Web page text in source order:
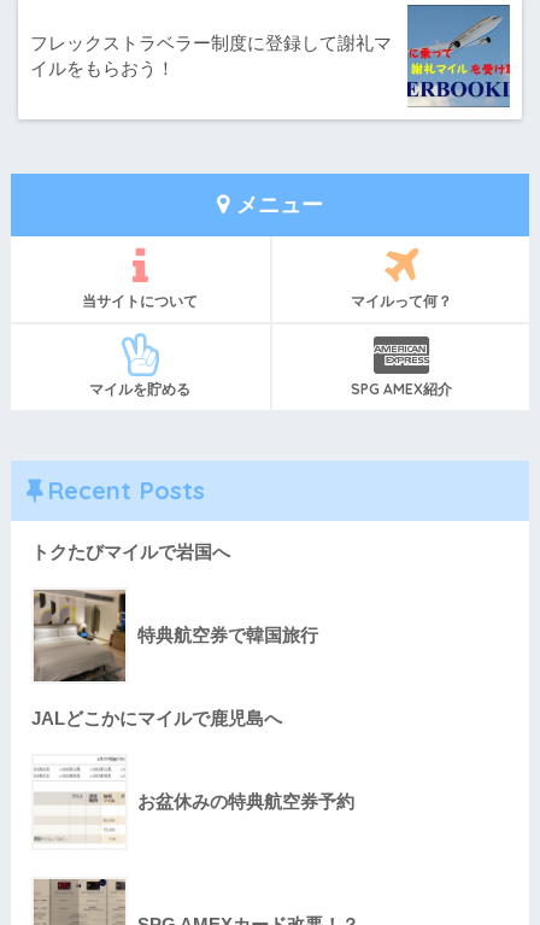
フレックストラベラー制度に登録して謝礼マ
イルをもらおう！
メニュー
当サイトについて マイルって何？
マイルを貯める SPG AMEX紹介
Recent Posts
トクたびマイルで岩国へ
特典航空券で韓国旅行
JALどこかにマイルで鹿児島へ
お盆休みの特典航空券予約